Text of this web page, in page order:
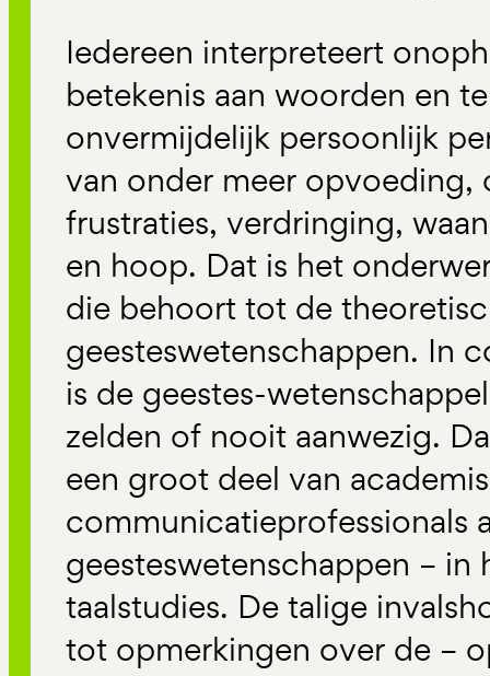
Iedereen interpreteert
betekenis aan woorden en
onvermijdelijk persoonlijk
van onder meer opvoeding,
frustraties, verdringing,
en hoop. Dat is het
die behoort tot de
geesteswetenschappen. In
is de geestes-
zelden of nooit aanwezig.
een groot deel van
communicatieprofessionals
geesteswetenschappen – in
taalstudies. De talige
tot opmerkingen over de –